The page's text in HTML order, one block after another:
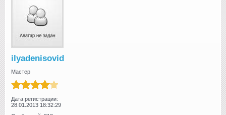
ilyadenisovid
Мастер
Дата регистрации:
28.01.2013 18:32:29